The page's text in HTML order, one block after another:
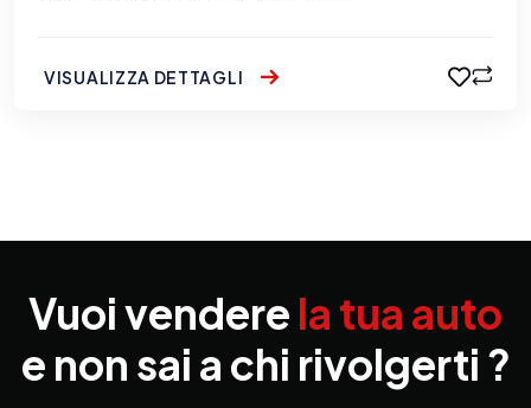
VISUALIZZA DETTAGLI
Vuoi vendere la tua auto
e non sai a chi rivolgerti ?